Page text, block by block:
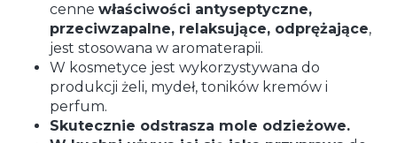
cenne właściwości antyseptyczne,
przeciwzapalne, relaksujące, odprężające,
jest stosowana w aromaterapii.
W kosmetyce jest wykorzystywana do
produkcji żeli, mydeł, toników kremów i
perfum.
Skutecznie odstrasza mole odzieżowe.